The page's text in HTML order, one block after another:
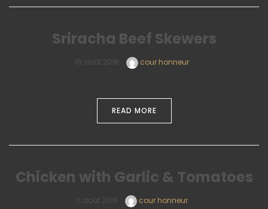
Sriracha Beef Skewers
16 août 2016 cour honneur
READ MORE
Chicken with Garlic & Tomatoes
11 août 2016 cour honneur